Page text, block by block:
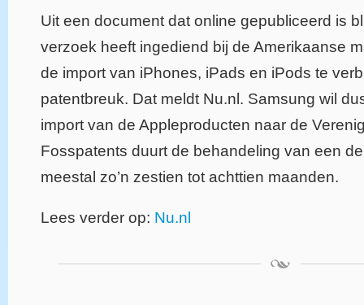
Uit een document dat online gepubliceerd is
verzoek heeft ingediend bij de Amerikaanse
de import van iPhones, iPads en iPods te
patentbreuk. Dat meldt Nu.nl. Samsung wil
import van de Appleproducten naar de
Fosspatents duurt de behandeling van een
meestal zo’n zestien tot achttien maanden.
Lees verder op: Nu.nl